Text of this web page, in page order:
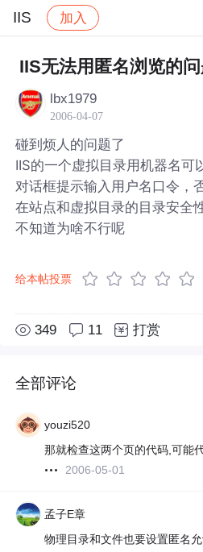
IIS 加入
社区 IIS 帖子详情
IIS无法用匿名浏览的
lbx1979
2006-04-07
碰到烦人的问题了
IIS的一个虚拟目录用机器名可
对话框提示输入用户名口令，
在站点和虚拟目录的目录安全
不知道为啥不行呢
给本帖投票
349 11 打赏
全部评论
youzi520
那就检查这两个页的代码,可能
2006-05-01
孟子E章
物理目录和文件也要设置匿名